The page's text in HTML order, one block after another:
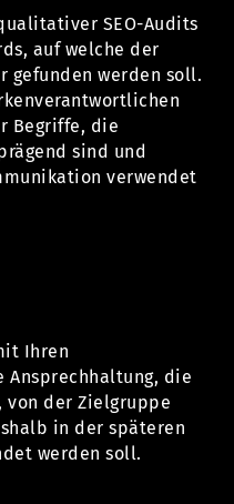
SEO-Audits
auf welche der
gefunden werden soll.
Begriffe, die
sind und
verwendet
Ihren
Ansprechhaltung, die
der Zielgruppe
in der späteren
werden soll.